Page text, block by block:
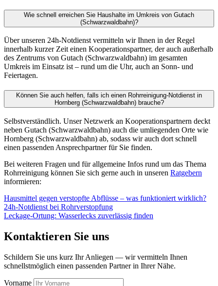
Schildern Sie uns kurz Ihr Anliegen — wir vermitteln Ihnen
schnellstmöglich einen passenden Partner in Ihrer Nähe.
Vorname
Nachname *
Bitte tragen Sie Ihren Nachnamen ein.
E-Mail-Adresse *
Bitte tragen Sie eine gültige E-Mail-Adresse ein.
Telefonnummer
Worum geht es?
Straße und Hausnummer
PLZ *
Bitte tragen Sie eine 5-stellige PLZ ein.
Ort *
Bitte schildern Sie uns kurz Ihr Anliegen.
Bilder (optional)
Bis zu 3 Bilder als JPG oder PNG, je maximal 5 MB.
Ich bin damit einverstanden, dass die von mir übersandten Daten
gemäß derDatenschutzerklärungzur Kontaktaufnahme gespeichert
Bitte stimmen Sie der Datenspeicherung zu.